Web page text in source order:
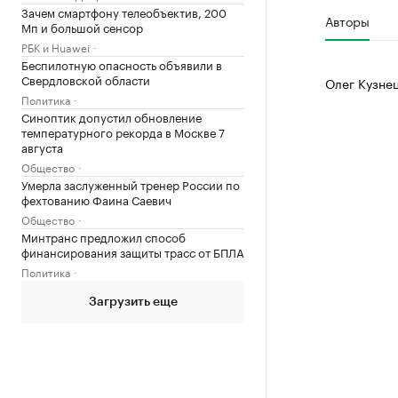
Зачем смартфону телеобъектив, 200
Мп и большой сенсор
РБК и Huawei
Беспилотную опасность объявили в
Свердловской области
Политика
Синоптик допустил обновление
температурного рекорда в Москве 7
августа
Общество
Умерла заслуженный тренер России по
фехтованию Фаина Саевич
Общество
Минтранс предложил способ
финансирования защиты трасс от БПЛА
Политика
Загрузить еще
Авторы
Олег